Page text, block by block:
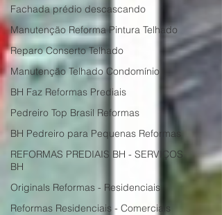
Fachada prédio descascando
Manutenção Reforma Pintura Telhado
Reparo Conserto Telhado
Manutenção Telhado Condomínio
BH Faz Reformas Prediais
Pedreiro Top Brasil Reformas
BH Pedreiro para Pequenas Reformas
REFORMAS PREDIAIS BH - SERVIÇOS
BH
Originals Reformas - Residenciais
Reformas Residenciais - Comerciais